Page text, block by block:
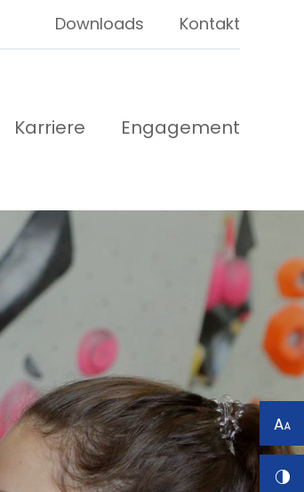
Kontakt
Downloads
Engagement
Karriere